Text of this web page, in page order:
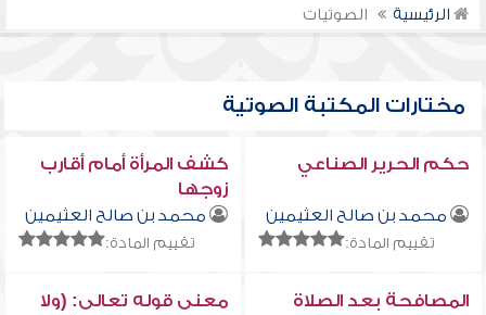
الرئيسية الصوتيات
مختارات المكتبة الصوتية
حكم الحرير الصناعي
محمد بن صالح العثيمين
تقييم المادة:
كشف المرأة أمام أقارب
زوجها
محمد بن صالح العثيمين
تقييم المادة:
المصافحة بعد الصلاة
معنى قوله تعالى: (ولا